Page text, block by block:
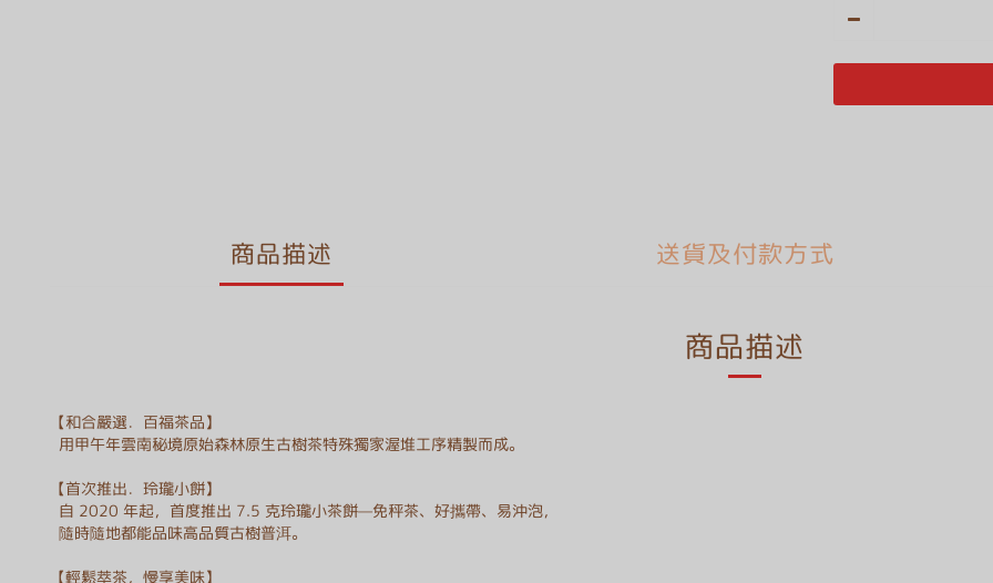
商品描述 送貨及付款方式
商品描述
【和合嚴選．百福茶品】
用甲午年雲南秘境原始森林原生古樹茶特殊獨家渥堆工序精製而成。
【首次推出．玲瓏小餅】
自 2020 年起，首度推出 7.5 克玲瓏小茶餅—免秤茶、好攜帶、易沖泡，
隨時隨地都能品味高品質古樹普洱。
【輕鬆萃茶，慢享美味】